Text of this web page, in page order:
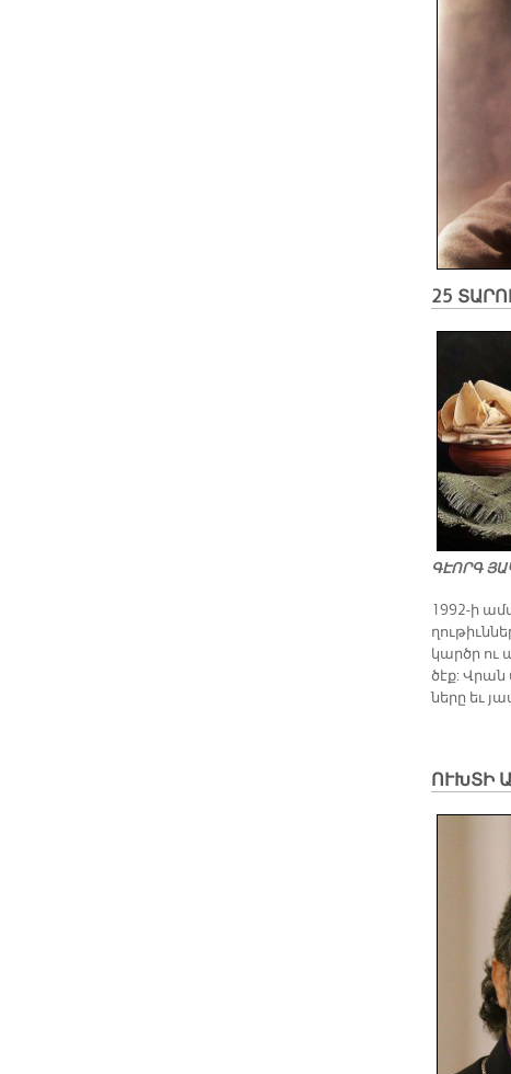
25
ԳԷՈՐԳ
1992-ի
կարծր ու
ծէք:
նե­րը եւ
ՈՒԽՏԻ